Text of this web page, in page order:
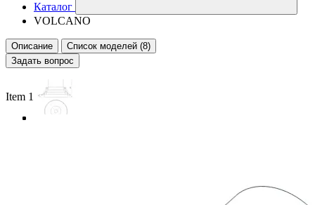
Каталог
VOLCANO
Описание
Список моделей (8)
Задать вопрос
Item 1 of 4